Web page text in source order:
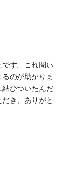
です。これ聞い
のが助かりま
結びついたんだ
き、ありがと